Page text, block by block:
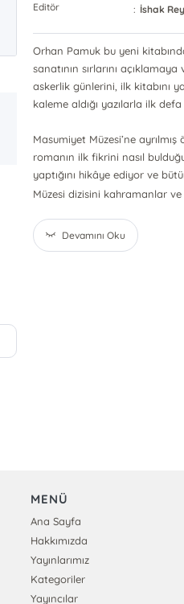
Editör : İshak
Orhan Pamuk bu yeni
sanatının sırlarını
askerlik günlerini, ilk kitabını
kaleme aldığı yazılarla ilk
Masumiyet Müzesi’ne
romanın ilk fikrini nasıl
yaptığını hikâye ediyor ve
Müzesi dizisini kahramanlar
Devamını Oku
MENÜ
Ana Sayfa
Hakkımızda
Yayınlarımız
Kategoriler
Yayıncılar